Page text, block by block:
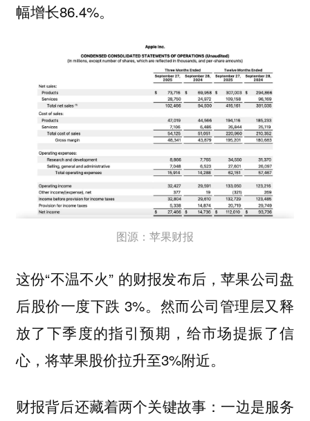
幅增长86.4%。
图源：苹果财报
这份“不温不火” 的财报发布后，苹果公司盘
后股价一度下跌 3%。然而公司管理层又释
放了下季度的指引预期，给市场提振了信
心，将苹果股价拉升至3%附近。
财报背后还藏着两个关键故事：一边是服务